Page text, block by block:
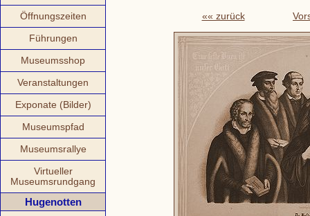
Öffnungszeiten
Führungen
Museumsshop
Veranstaltungen
Exponate (Bilder)
Museumspfad
Museumsrallye
Virtueller
Museumsrundgang
Hugenotten
«« zurück